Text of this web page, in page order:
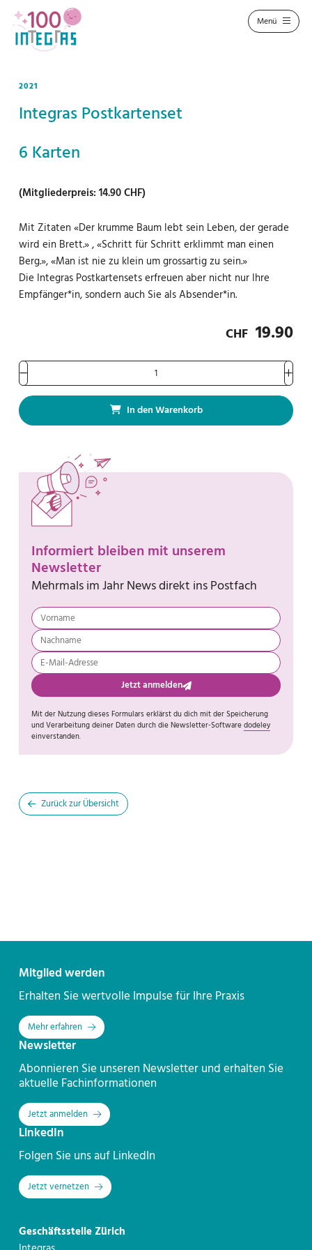
2021
Integras Postkartenset
6 Karten
(Mitgliederpreis: 14.90 CHF)
Mit Zitaten «Der krumme Baum lebt sein Leben, der gerade
wird ein Brett.» , «Schritt für Schritt erklimmt man einen
Berg.», «Man ist nie zu klein um grossartig zu sein.»
Die Integras Postkartensets erfreuen aber nicht nur Ihre
Empfänger*in, sondern auch Sie als Absender*in.
CHF 19.90
In den Warenkorb
Informiert bleiben mit unserem
Newsletter
Mehrmals im Jahr News direkt ins Postfach
Jetzt anmelden
Mit der Nutzung dieses Formulars erklärst du dich mit der Speicherung
und Verarbeitung deiner Daten durch die Newsletter-Softwaredodeley
einverstanden.
Zurück zur Übersicht
KontaktMitglied werden
Erhalten Sie wertvolle Impulse für Ihre Praxis
Mehr erfahren
Newsletter
Abonnieren Sie unseren Newsletter und erhalten Sie
aktuelle Fachinformationen
Jetzt anmelden
LinkedIn
Folgen Sie uns auf LinkedIn
Jetzt vernetzen
Geschäftsstelle Zürich